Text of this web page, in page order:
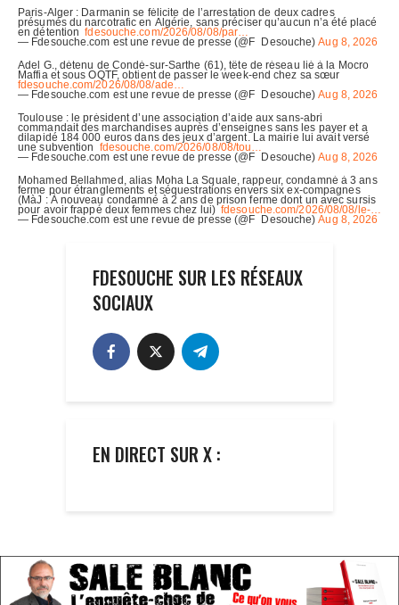
FDESOUCHE SUR LES RÉSEAUX
SOCIAUX
EN DIRECT SUR X :